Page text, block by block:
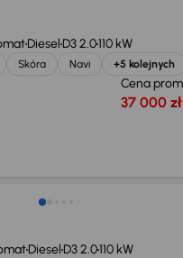
Diesel D3 2.0110 kW
Skóra Navi +5 kolejnych
Cena
37 000 zł
Diesel D3 2.0110 kW